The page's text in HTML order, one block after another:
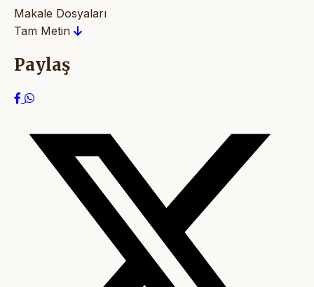
Makale Dosyaları
Tam Metin
Paylaş